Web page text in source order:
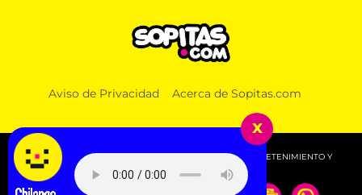
Aviso de Privacidad Acerca de Sopitas.com
© 2026 SOPITAS.COM - MÚSICA, NOTICIAS, DEPORTES, ENTRETENIMIENTO Y
MÁS!.
x